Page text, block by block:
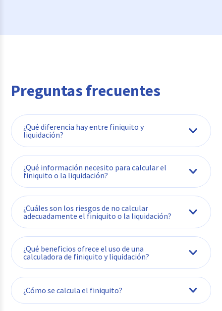
Preguntas frecuentes
¿Qué diferencia hay entre finiquito y
liquidación?
¿Qué información necesito para calcular el
finiquito o la liquidación?
¿Cuáles son los riesgos de no calcular
adecuadamente el finiquito o la liquidación?
¿Qué beneficios ofrece el uso de una
calculadora de finiquito y liquidación?
¿Cómo se calcula el finiquito?